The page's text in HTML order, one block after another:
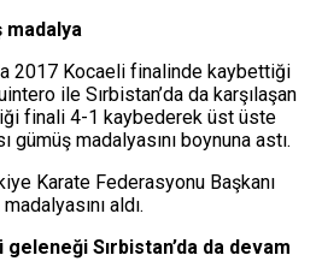
madalya
2017 Kocaeli finalinde kaybettiği
ile Sırbistan’da da karşılaşan
finali 4-1 kaybederek üst üste
gümüş madalyasını boynuna astı.
Karate Federasyonu Başkanı
aldı.
Sırbistan’da da devam